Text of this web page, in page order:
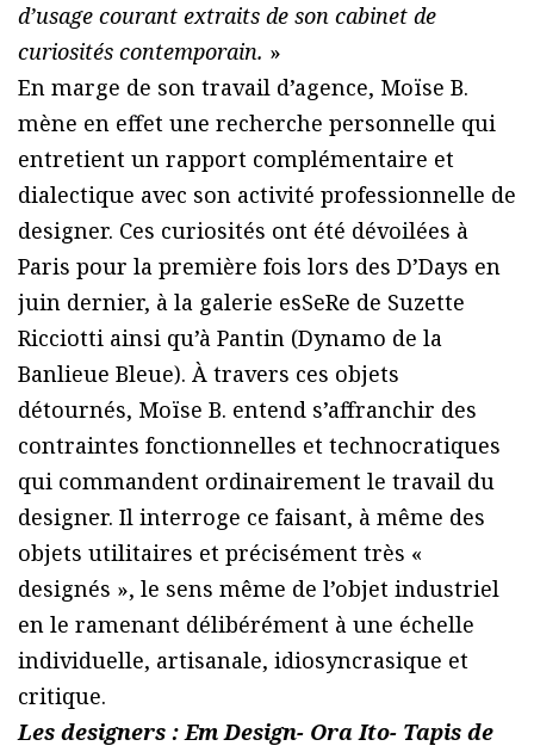
d’usage courant extraits de son cabinet de
curiosités contemporain. »
En marge de son travail d’agence, Moïse B.
mène en effet une recherche personnelle qui
entretient un rapport complémentaire et
dialectique avec son activité professionnelle de
designer. Ces curiosités ont été dévoilées à
Paris pour la première fois lors des D’Days en
juin dernier, à la galerie esSeRe de Suzette
Ricciotti ainsi qu’à Pantin (Dynamo de la
Banlieue Bleue). À travers ces objets
détournés, Moïse B. entend s’affranchir des
contraintes fonctionnelles et technocratiques
qui commandent ordinairement le travail du
designer. Il interroge ce faisant, à même des
objets utilitaires et précisément très «
designés », le sens même de l’objet industriel
en le ramenant délibérément à une échelle
individuelle, artisanale, idiosyncrasique et
critique.
Les designers : Em Design- Ora Ito- Tapis de